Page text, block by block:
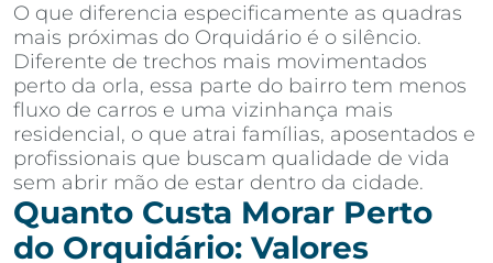
O que diferencia especificamente as quadras
mais próximas do Orquidário é o silêncio.
Diferente de trechos mais movimentados
perto da orla, essa parte do bairro tem menos
fluxo de carros e uma vizinhança mais
residencial, o que atrai famílias, aposentados e
profissionais que buscam qualidade de vida
sem abrir mão de estar dentro da cidade.
Quanto Custa Morar Perto
do Orquidário: Valores